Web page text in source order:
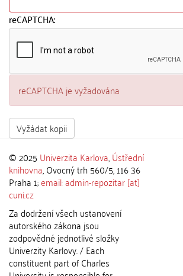
reCAPTCHA:
reCAPTCHA je vyžadována
Vyžádat kopii
© 2025 Univerzita Karlova,Ústřední
knihovna, Ovocný trh 560/5, 116 36
Praha 1;email: admin-repozitar [at]
cuni.cz
Za dodržení všech ustanovení
autorského zákona jsou
zodpovědné jednotlivé složky
Univerzity Karlovy. / Each
constituent part of Charles